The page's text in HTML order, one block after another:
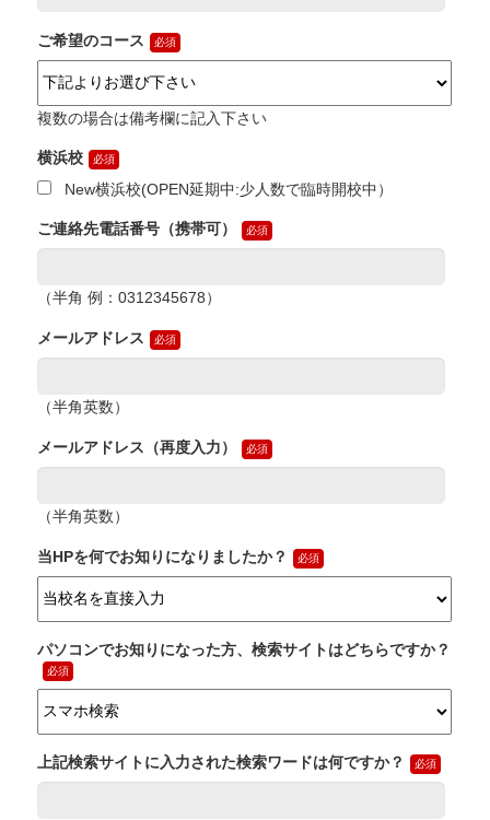
ご希望のコース
複数の場合は備考欄に記入下さい
横浜校
New横浜校(OPEN延期中:少人数で臨時開校中）
ご連絡先電話番号（携帯可）
（半角 例：0312345678）
メールアドレス
（半角英数）
メールアドレス（再度入力）
（半角英数）
当HPを何でお知りになりましたか？
パソコンでお知りになった方、検索サイトはどちらですか？
上記検索サイトに入力された検索ワードは何ですか？